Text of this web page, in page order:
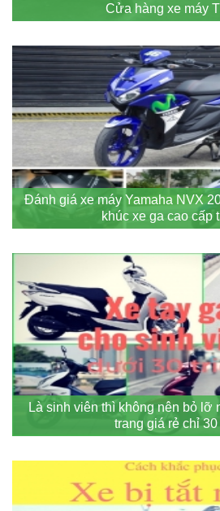
Cửa hàng xe máy
Đánh giá xe máy Yamaha NVX
khúc xe ga cao cấp
Là sinh viên thì không nên bỏ lỡ
trang giá rẻ chỉ 30